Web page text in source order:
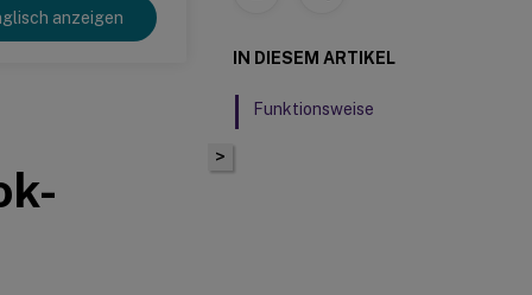
anzeigen
>
IN DIESEM ARTIKEL
Funktionsweise